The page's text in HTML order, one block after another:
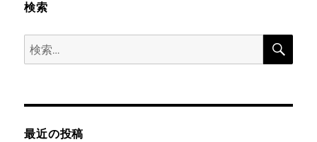
ョ
検索
検
索:
検
最近の投稿